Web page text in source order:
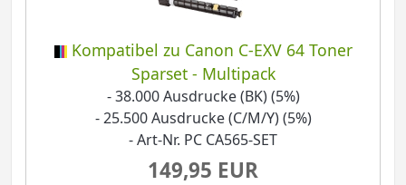
Kompatibel zu Canon C-EXV 64 Toner
Sparset - Multipack
- 38.000 Ausdrucke (BK) (5%)
- 25.500 Ausdrucke (C/M/Y) (5%)
- Art-Nr. PC CA565-SET
149,95 EUR